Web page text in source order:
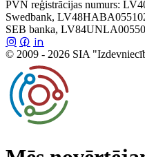
PVN reģistrācijas numurs:
Swedbank,
SEB banka,
© 2009 - 2026 SIA